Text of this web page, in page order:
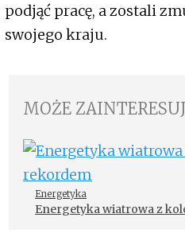
podjąć pracę, a zostali
swojego kraju.
MOŻE
Energetyka
Energetyka wiatrowa z